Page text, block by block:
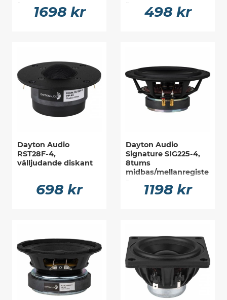
1698 kr 498 kr
Dayton Audio
RST28F-4,
välljudande diskant
698 kr
Dayton Audio
Signature SIG225-4,
8tums
midbas/mellanregiste
1198 kr